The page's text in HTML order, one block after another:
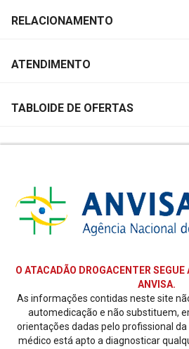
RELACIONAMENTO
ATENDIMENTO
TABLOIDE DE OFERTAS
O ATACADÃO DROGACENTER
ANVISA.
As informações contidas neste site
automedicação e não substituem,
orientações dadas pelo profissional
médico está apto a diagnosticar